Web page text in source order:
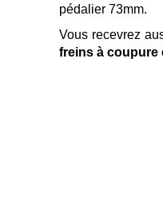
pédalier 73mm.
Vous recevrez
freins à coupure